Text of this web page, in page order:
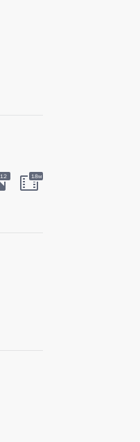
12 18м